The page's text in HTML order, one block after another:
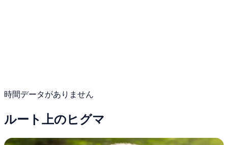
時間データがありません
ルート上のヒグマ